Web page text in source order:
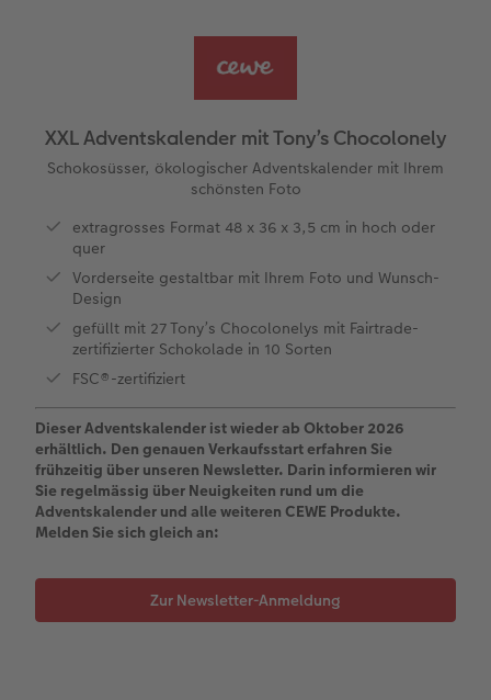
Personalisierter Schuber
CEWE FOTOBUCH Kids
Einband mit Leder und Leinen
Erste Schritte
Bestellwege
Webinare
Kundenbeispiele
Kundengeschichten
Coffeetable Book «Art Collection»
CEWE FOTOBUCH per PDF
Nature Prints
Fotosets
Fotosticker
Sofortfotos
Biometrisches Passfoto
Zubehör
CEWE myPhotos
Photo Streetmap Poster
hexxas
Acrylglas
Alu Dibond
Foto auf Holz
Gallery Print
Hartschaum
Mehrteiler
Wandgestaltung
CEWE myPhotos
Weitere Anlässe
Fotokarten
Postkarten
Einzelkarten im Direktversand
CEWE myPhotos
Haustiere
Faber-Castell
Art Prints
Foto-Geschenkbox
Geschenkidee
CEWE Geschenkgutschein
CEWE myPhotos
Foto-Leckerlidose
Neuheiten
Silikonhüllen
Lederhüllen
Holzhülle
Handykette
Mit Design
CEWE myPhotos
Wandkalender mit Design
Wandkalender A4 Panorama
Wandkalender A3
Tischkalender Quadratisch
CEWE myPhotos
Zubehör
Zum Geburtstag
Geschenke zum Abschied
Fotogeschenke zum Osterfest
für Brautpaare
für den JGA
Fotowettbewerbe
Kundengeschichten
CEWE Magazin
XXL Adventskalender mit Tony’s Chocolonely
Schokosüsser, ökologischer Adventskalender mit Ihrem
schönsten Foto
extragrosses Format 48 x 36 x 3,5 cm in hoch oder
quer
Vorderseite gestaltbar mit Ihrem Foto und Wunsch-
Design
gefüllt mit 27 Tony’s Chocolonelys mit Fairtrade-
zertifizierter Schokolade in 10 Sorten
FSC®-zertifiziert
Dieser Adventskalender ist wieder ab Oktober 2026
erhältlich. Den genauen Verkaufsstart erfahren Sie
frühzeitig über unseren Newsletter. Darin informieren wir
Sie regelmässig über Neuigkeiten rund um die
Adventskalender und alle weiteren CEWE Produkte.
Melden Sie sich gleich an:
Zur Newsletter-Anmeldung